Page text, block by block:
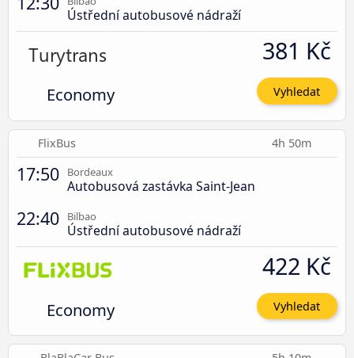
Ústřední autobusové nádraží
Economy
381 Kč
Vyhledat
FlixBus 4h 50m
17:50 Bordeaux
Autobusová zastávka Saint-Jean
22:40 Bilbao
Ústřední autobusové nádraží
Economy
422 Kč
Vyhledat